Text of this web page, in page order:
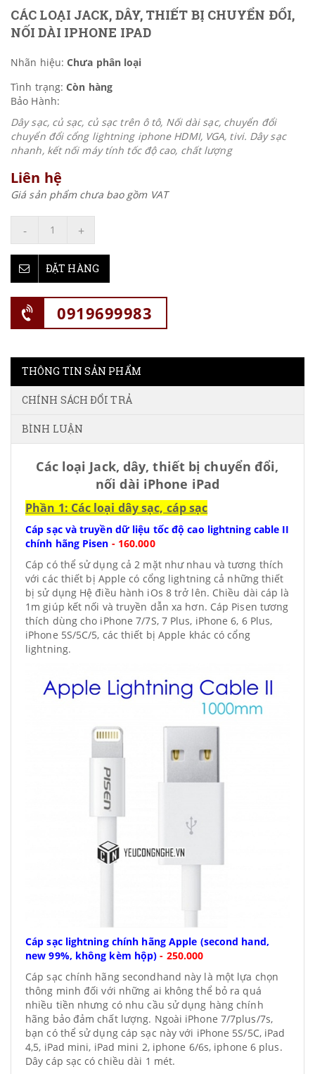
CÁC LOẠI JACK, DÂY, THIẾT BỊ CHUYỂN ĐỔI,
NỐI DÀI IPHONE IPAD
Nhãn hiệu: Chưa phân loại
Tình trạng: Còn hàng
Bảo Hành:
Dây sạc, củ sạc, củ sạc trên ô tô, Nối dài sạc, chuyển đổi
chuyển đổi cổng lightning iphone HDMI, VGA, tivi. Dây sạc
nhanh, kết nối máy tính tốc độ cao, chất lượng
Liên hệ
Giá sản phẩm chưa bao gồm VAT
- +
ĐẶT HÀNG
0919699983
THÔNG TIN SẢN PHẨM
CHÍNH SÁCH ĐỔI TRẢ
BÌNH LUẬN
Các loại Jack, dây, thiết bị chuyển đổi,
nối dài iPhone iPad
Phần 1: Các loại dây sạc, cáp sạc
Cáp sạc và truyền dữ liệu tốc độ cao lightning cable II
chính hãng Pisen - 160.000
Cáp có thể sử dụng cả 2 mặt như nhau và tương thích
với các thiết bị Apple có cổng lightning cả những thiết
bị sử dụng Hệ điều hành iOs 8 trở lên. Chiều dài cáp là
1m giúp kết nối và truyền dẫn xa hơn. Cáp Pisen tương
thích dùng cho iPhone 7/7S, 7 Plus, iPhone 6, 6 Plus,
iPhone 5S/5C/5, các thiết bị Apple khác có cổng
lightning.
Cáp sạc lightning chính hãng Apple (second hand,
new 99%, không kèm hộp) - 250.000
Cáp sạc chính hãng secondhand này là một lựa chọn
thông minh đối với những ai không thể bỏ ra quá
nhiều tiền nhưng có nhu cầu sử dụng hàng chính
hãng bảo đảm chất lượng. Ngoài iPhone 7/7plus/7s,
bạn có thể sử dụng cáp sạc này với iPhone 5S/5C, iPad
4,5, iPad mini, iPad mini 2, iphone 6/6s, iphone 6 plus.
Dây cáp sạc có chiều dài 1 mét.